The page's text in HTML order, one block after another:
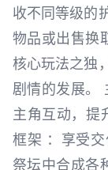
收不同等级的
物品或出售换
核心玩法之独
剧情的发展。
主角互动，提
框架 ：享受
祭坛中合成各